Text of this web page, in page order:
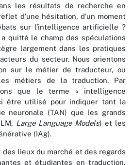
les résultats de recherche en
d’une hésitation, d’un moment
sur l’intelligence artificielle ?
quitté le champ des spéculations
largement dans les pratiques
du secteur. Nous orientons
sur le métier de traducteur, ou
métiers de la traduction. Par
que le terme « intelligence
être utilisé pour indiquer tant la
neuronale (TAN) que les grands
Large Language Models) et les
(IAg).
des lieux du marché et des regards
et étudiantes en traduction,